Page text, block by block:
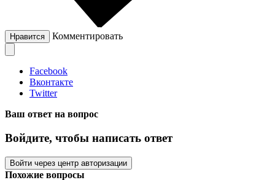
Нравится Комментировать
Facebook
Вконтакте
Twitter
Ваш ответ на вопрос
Войдите, чтобы написать ответ
Войти через центр авторизации
Похожие вопросы